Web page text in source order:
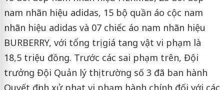
nam nhãn hiệu adidas, 15 bộ quần áo cộc nam
nhãn hiệu adidas và 07 chiếc áo nam nhãn hiệu
BURBERRY, với tổng trị giá tang vật vi phạm là
18,5 triệu đồng. Trước các sai phạm trên, Đội
trưởng Đội Quản lý thị trường số 3 đã ban hành
Quyết định xử phạt vi phạm hành chính đối với các